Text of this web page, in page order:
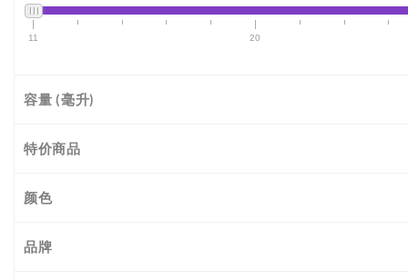
11 20
容量 (毫升)
特价商品
颜色
品牌